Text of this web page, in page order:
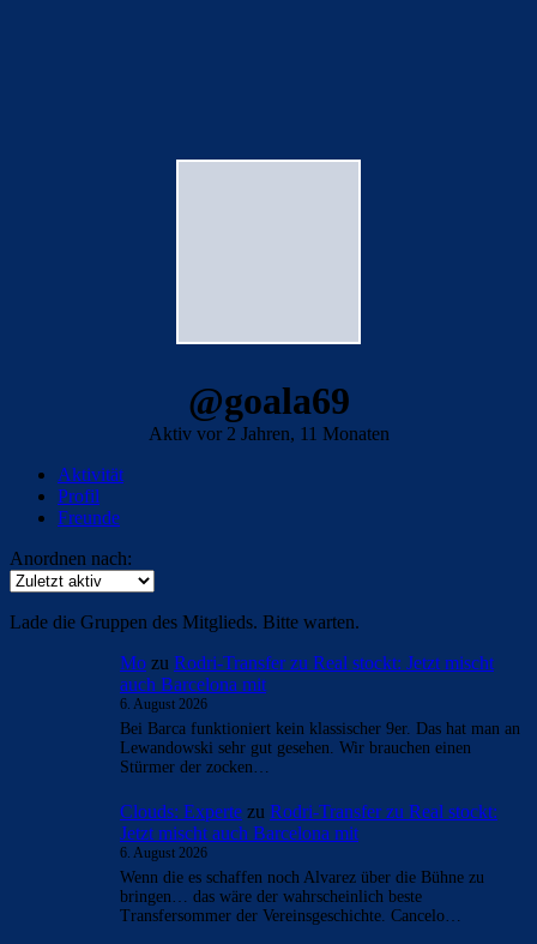
@goala69
Aktiv vor 2 Jahren, 11 Monaten
Aktivität
Profil
Freunde
Anordnen nach:
Lade die Gruppen des Mitglieds. Bitte warten.
Mo zu Rodri-Transfer zu Real stockt: Jetzt mischt
auch Barcelona mit
6. August 2026
Bei Barca funktioniert kein klassischer 9er. Das hat man an
Lewandowski sehr gut gesehen. Wir brauchen einen
Stürmer der zocken…
Clouds: Experte zu Rodri-Transfer zu Real stockt:
Jetzt mischt auch Barcelona mit
6. August 2026
Wenn die es schaffen noch Alvarez über die Bühne zu
bringen… das wäre der wahrscheinlich beste
Transfersommer der Vereinsgeschichte. Cancelo…